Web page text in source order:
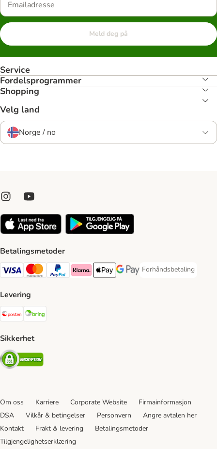
Meld deg på
Service
Fordelsprogrammer
Shopping
Velg land
Norge / no
Betalingsmetoder
Visa Payment Method
Mastercard Payment Method
PayPal Payment Method
Klarna Payment Method
Apple Pay Payment Method
Google Pay Payment Method
Forhåndsbetaling
Forhåndsbetaling
Levering
Posten Shipping Method
Sikkerhet
Security
Om oss Karriere Corporate Website
Firmainformasjon
DSA
Vilkår & betingelser Personvern
Angre avtalen her
Kontakt
Frakt & levering
Betalingsmetoder
Tilgjengelighetserklæring